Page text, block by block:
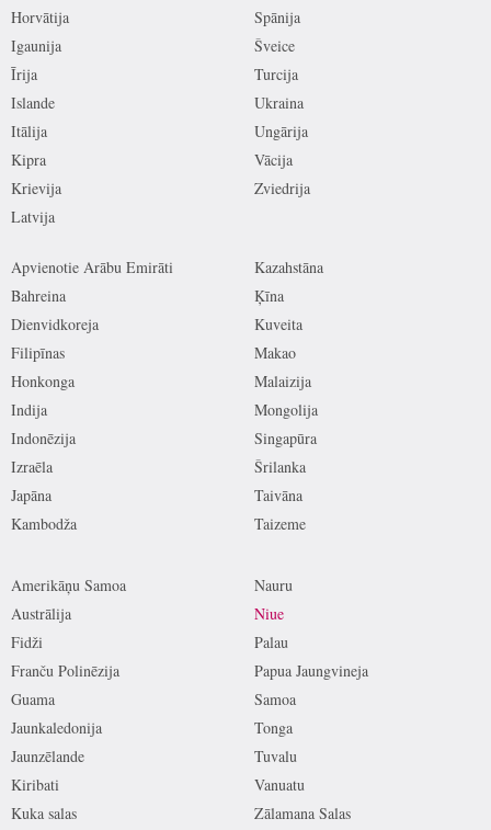
Horvātija
Igaunija
Īrija
Islande
Itālija
Kipra
Krievija
Latvija
Spānija
Šveice
Turcija
Ukraina
Ungārija
Vācija
Zviedrija
Apvienotie Arābu Emirāti
Bahreina
Dienvidkoreja
Filipīnas
Honkonga
Indija
Indonēzija
Izraēla
Japāna
Kambodža
Kazahstāna
Ķīna
Kuveita
Makao
Malaizija
Mongolija
Singapūra
Šrilanka
Taivāna
Taizeme
Amerikāņu Samoa
Austrālija
Fidži
Franču Polinēzija
Guama
Jaunkaledonija
Jaunzēlande
Kiribati
Kuka salas
Nauru
Niue
Palau
Papua Jaungvineja
Samoa
Tonga
Tuvalu
Vanuatu
Zālamana Salas